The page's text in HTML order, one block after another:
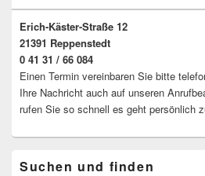
Erich-Käster-Straße 12
21391 Reppenstedt
0 41 31 / 66 084
Einen Termin vereinbaren Sie bitte
Ihre Nachricht auch auf unseren
rufen Sie so schnell es geht persönlich
Suchen und finden